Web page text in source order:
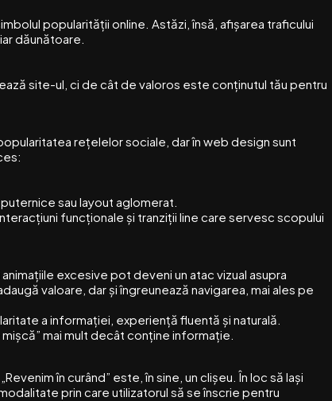
popularității online. Astăzi, însă, afișarea traficului
dăunătoare.
site-ul, ci de cât de valoros este conținutul tău pentru
rețelelor sociale, dar în web design sunt
sau layout aglomerat.
funcționale și tranziții line care servesc scopului
excesive pot deveni un atac vizual asupra
valoare, dar și îngreunează navigarea, mai ales pe
a informației, experiență fluentă și naturală.
mai mult decât conține informație.
în curând” este, în sine, un clișeu. În loc să lași
prin care utilizatorul să se înscrie pentru